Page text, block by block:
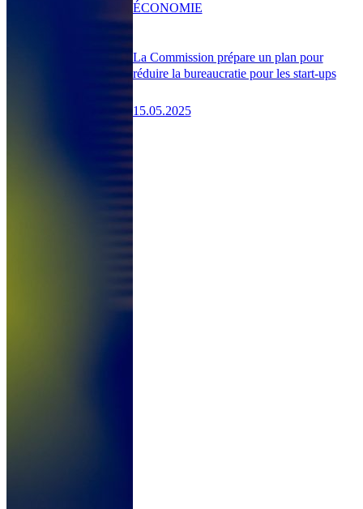
La Commission prépare un plan pour
réduire la bureaucratie pour les start-ups
15.05.2025
ÉCONOMIE